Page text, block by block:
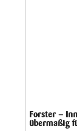
Forster –
übermaßig